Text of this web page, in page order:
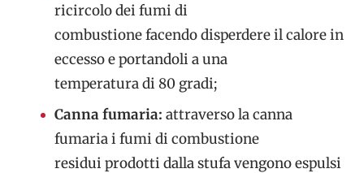
ricircolo dei fumi di
combustione facendo disperdere il calore in
eccesso e portandoli a una
temperatura di 80 gradi;
Canna fumaria: attraverso la canna
fumaria i fumi di combustione
residui prodotti dalla stufa vengono espulsi